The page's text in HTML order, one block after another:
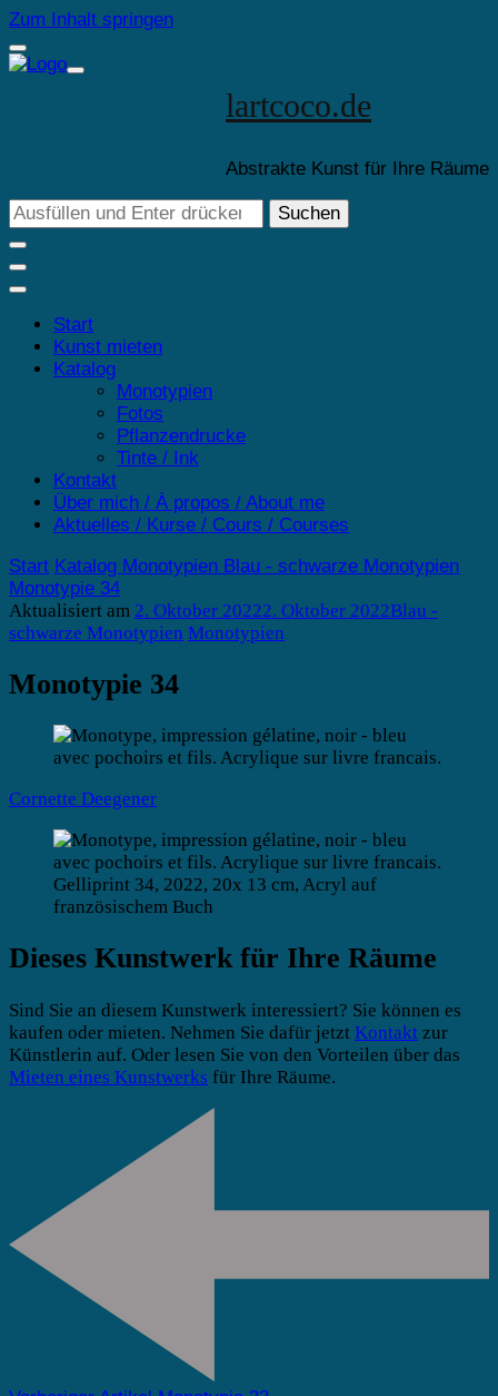
Zum Inhalt springen
lartcoco.de
Abstrakte Kunst für Ihre Räume
Suchst
du
nach
etwas?
Start
Kunst mieten
Katalog
Monotypien
Fotos
Pflanzendrucke
Tinte / Ink
Kontakt
Über mich / À propos / About me
Aktuelles / Kurse / Cours / Courses
Start Katalog Monotypien Blau - schwarze Monotypien
Monotypie 34
Aktualisiert am 2. Oktober 20222. Oktober 2022Blau -
schwarze Monotypien Monotypien
Monotypie 34
Cornette Deegener
Gelliprint 34, 2022, 20x 13 cm, Acryl auf
französischem Buch
Dieses Kunstwerk für Ihre Räume
Sind Sie an diesem Kunstwerk interessiert? Sie können es
kaufen oder mieten. Nehmen Sie dafür jetzt Kontakt zur
Künstlerin auf. Oder lesen Sie von den Vorteilen über das
Mieten eines Kunstwerks für Ihre Räume.